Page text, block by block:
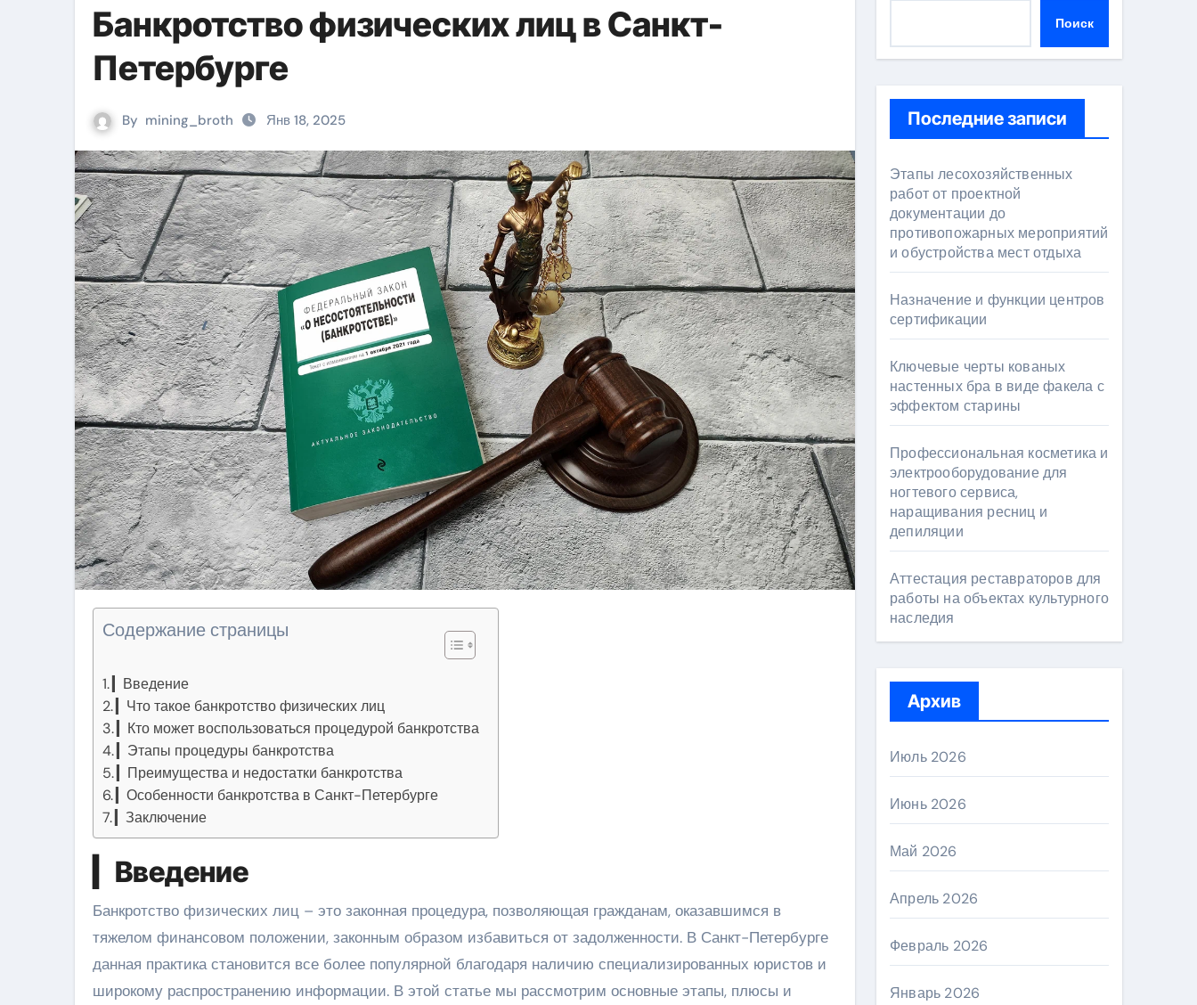
Банкротство физических лиц в Санкт-
Петербурге
By mining_broth Янв 18, 2025
Содержание страницы
▎Введение
▎Что такое банкротство физических лиц
▎Кто может воспользоваться процедурой банкротства
▎Этапы процедуры банкротства
▎Преимущества и недостатки банкротства
▎Особенности банкротства в Санкт-Петербурге
▎Заключение
▎Введение
Банкротство физических лиц – это законная процедура, позволяющая гражданам, оказавшимся в
тяжелом финансовом положении, законным образом избавиться от задолженности. В Санкт-Петербурге
данная практика становится все более популярной благодаря наличию специализированных юристов и
широкому распространению информации. В этой статье мы рассмотрим основные этапы, плюсы и
Поиск
Последние записи
Этапы лесохозяйственных
работ от проектной
документации до
противопожарных мероприятий
и обустройства мест отдыха
Назначение и функции центров
сертификации
Ключевые черты кованых
настенных бра в виде факела с
эффектом старины
Профессиональная косметика и
электрооборудование для
ногтевого сервиса,
наращивания ресниц и
депиляции
Аттестация реставраторов для
работы на объектах культурного
наследия
Архив
Июль 2026
Июнь 2026
Май 2026
Апрель 2026
Февраль 2026
Январь 2026